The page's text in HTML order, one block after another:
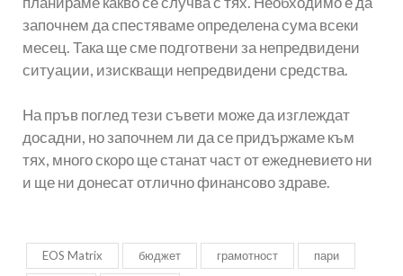
започнем да спестяваме определена сума всеки
месец. Така ще сме подготвени за непредвидени
ситуации, изискващи непредвидени средства.
На пръв поглед тези съвети може да изглеждат
досадни, но започнем ли да се придържаме към
тях, много скоро ще станат част от ежедневието ни
и ще ни донесат отлично финансово здраве.
EOS Matrix бюджет грамотност пари